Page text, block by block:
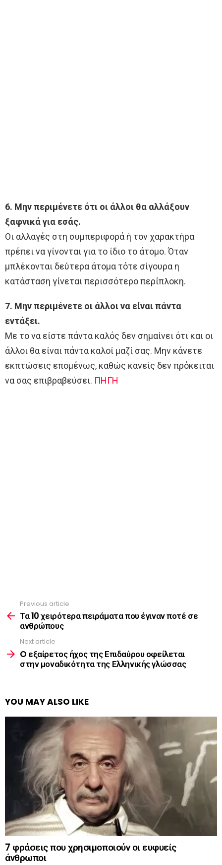
6. Μην περιμένετε ότι οι άλλοι θα αλλάξουν
ξαφνικά για εσάς.
Οι αλλαγές στη συμπεριφορά ή τον χαρακτήρα
πρέπει να γίνονται για το ίδιο το άτομο. Όταν
μπλέκονται δεύτερα άτομα τότε σίγουρα η
κατάσταση γίνεται περισσότερο περίπλοκη.
7. Μην περιμένετε οι άλλοι να είναι πάντα
εντάξει.
Με το να είστε πάντα καλός δεν σημαίνει ότι και οι
άλλοι θα είναι πάντα καλοί μαζί σας. Μην κάνετε
εκπτώσεις επομένως, καθώς κανείς δεν πρόκειται
να σας επιβραβεύσει. ΠΗΓΗ
more
Previous article
Τα 10 χειρότερα πειράματα που έγιναν ποτέ σε
ανθρώπους
Next article
O εξαίρετος ήχος της Επιδαύρου οφείλεται
στην μοναδικότητα της Ελληνικής γλώσσας
YOU MAY ALSO LIKE
7 φράσεις που χρησιμοποιούν οι ευφυείς
άνθρωποι